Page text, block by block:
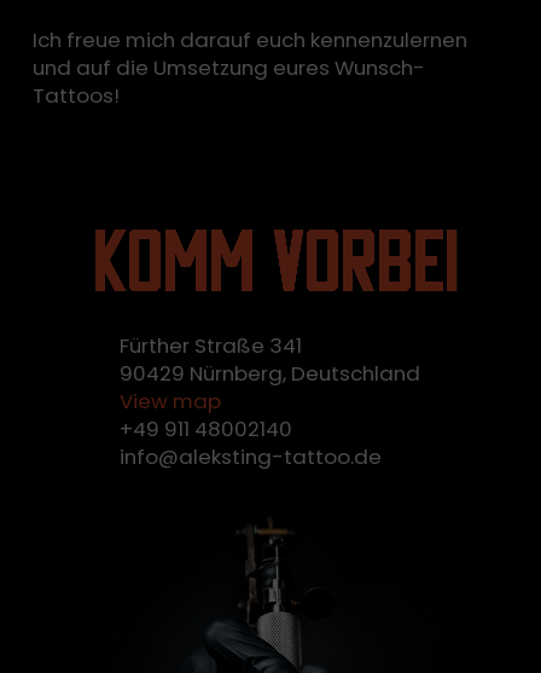
Ich freue mich darauf euch kennenzulernen
und auf die Umsetzung eures Wunsch-
Tattoos!
Komm vorbei
Fürther Straße 341
90429 Nürnberg, Deutschland
View map
+49 911 48002140
info@aleksting-tattoo.de